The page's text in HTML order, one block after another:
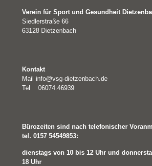
Verein für Sport und Gesundheit
Siedlerstraße 66
63128 Dietzenbach
Kontakt
Mail info@vsg-dietzenbach.de
Tel 06074.46939
Bürozeiten sind nach telefonischer
tel. 0157 54549853:
dienstags von 10 bis 12 Uhr und
18 Uhr